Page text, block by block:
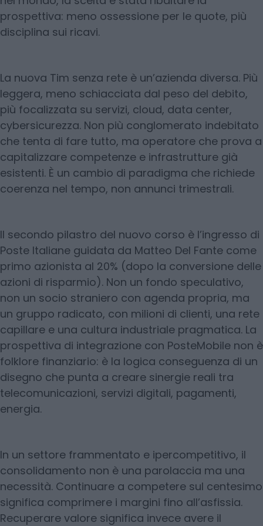
prospettiva: meno ossessione per le quote, più
disciplina sui ricavi.
La nuova Tim senza rete è un’azienda diversa. Più
leggera, meno schiacciata dal peso del debito,
più focalizzata su servizi, cloud, data center,
cybersicurezza. Non più conglomerato indebitato
che tenta di fare tutto, ma operatore che prova a
capitalizzare competenze e infrastrutture già
esistenti. È un cambio di paradigma che richiede
coerenza nel tempo, non annunci trimestrali.
Il secondo pilastro del nuovo corso è l’ingresso di
Poste Italiane guidata da Matteo Del Fante come
primo azionista al 20% (dopo la conversione delle
azioni di risparmio). Non un fondo speculativo,
non un socio straniero con agenda propria, ma
un gruppo radicato, con milioni di clienti, una rete
capillare e una cultura industriale pragmatica. La
prospettiva di integrazione con PosteMobile non è
folklore finanziario: è la logica conseguenza di un
disegno che punta a creare sinergie reali tra
telecomunicazioni, servizi digitali, pagamenti,
energia.
In un settore frammentato e ipercompetitivo, il
consolidamento non è una parolaccia ma una
necessità. Continuare a competere sul centesimo
significa comprimere i margini fino all’asfissia.
Recuperare valore significa invece avere il